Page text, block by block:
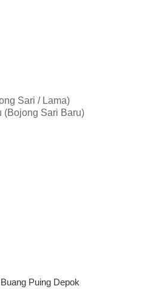
Sari / Lama)
(Bojong Sari Baru)
Puing Depok